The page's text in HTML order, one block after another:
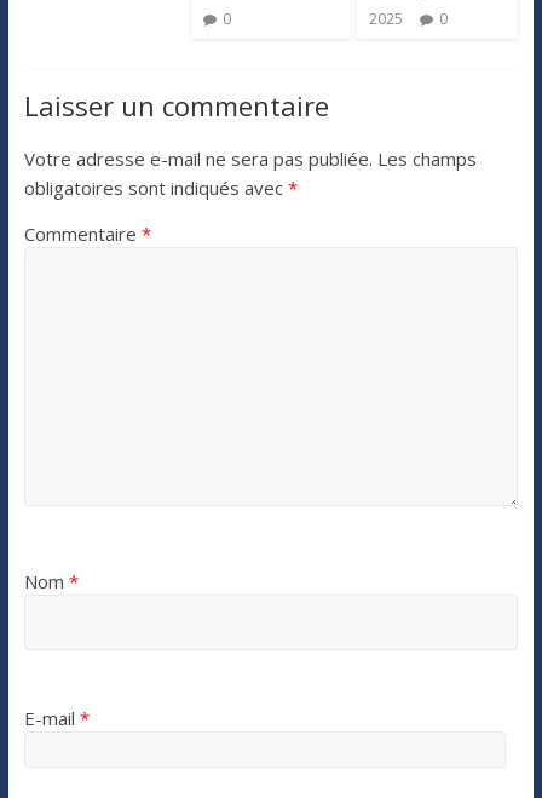
0
2025
0
Laisser un commentaire
Votre adresse e-mail ne sera pas publiée. Les champs
obligatoires sont indiqués avec *
Commentaire *
Nom *
E-mail *